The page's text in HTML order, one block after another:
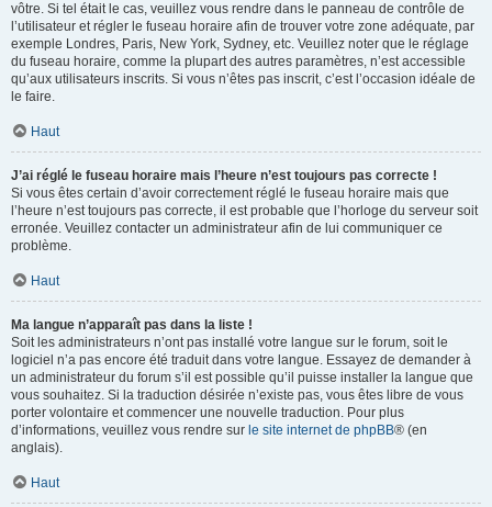
vôtre. Si tel était le cas, veuillez vous rendre dans le panneau de contrôle de
l’utilisateur et régler le fuseau horaire afin de trouver votre zone adéquate, par
exemple Londres, Paris, New York, Sydney, etc. Veuillez noter que le réglage
du fuseau horaire, comme la plupart des autres paramètres, n’est accessible
qu’aux utilisateurs inscrits. Si vous n’êtes pas inscrit, c’est l’occasion idéale de
le faire.
Haut
J’ai réglé le fuseau horaire mais l’heure n’est toujours pas correcte !
Si vous êtes certain d’avoir correctement réglé le fuseau horaire mais que
l’heure n’est toujours pas correcte, il est probable que l’horloge du serveur soit
erronée. Veuillez contacter un administrateur afin de lui communiquer ce
problème.
Haut
Ma langue n’apparaît pas dans la liste !
Soit les administrateurs n’ont pas installé votre langue sur le forum, soit le
logiciel n’a pas encore été traduit dans votre langue. Essayez de demander à
un administrateur du forum s’il est possible qu’il puisse installer la langue que
vous souhaitez. Si la traduction désirée n’existe pas, vous êtes libre de vous
porter volontaire et commencer une nouvelle traduction. Pour plus
d’informations, veuillez vous rendre sur le site internet de phpBB® (en
anglais).
Haut